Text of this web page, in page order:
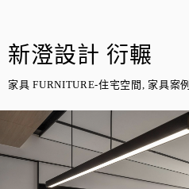
新澄設計 衍輾
家具 FURNITURE-住宅空間, 家具案例